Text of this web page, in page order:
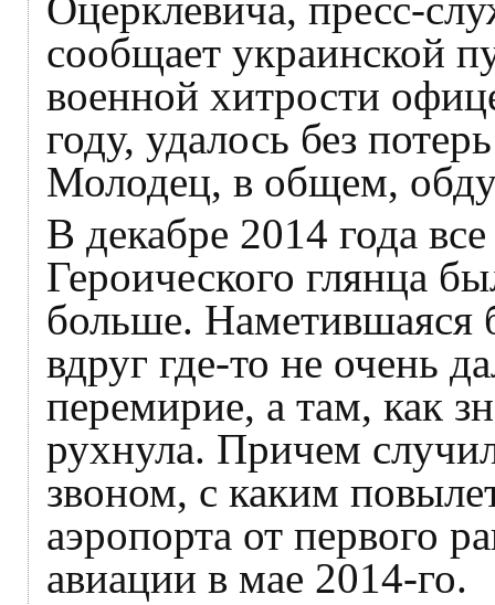
Оцерклевича, пресс-
сообщает украинской
военной хитрости
году, удалось без
Молодец, в общем,
В декабре 2014 года
Героического глянца
больше.
вдруг где-то не очень
перемирие, а там, как
рухнула. Причем
звоном, с каким
аэропорта от первого
авиации в мае 2014-го.